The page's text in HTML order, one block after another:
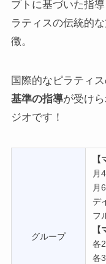
プトに基づいた指
ラティスの伝統的
徴。
国際的なピラティ
基準の指導が受け
ジオです！
グループ
【
月
月
デ
フ
各
各